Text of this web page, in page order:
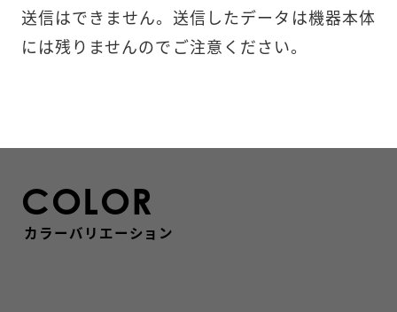
送信はできません。送信したデータは機器本体
には残りませんのでご注意ください。
COLOR
カラーバリエーション